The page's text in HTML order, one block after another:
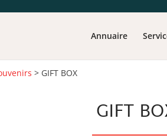
Annuaire
> GIFT BOX
GIFT